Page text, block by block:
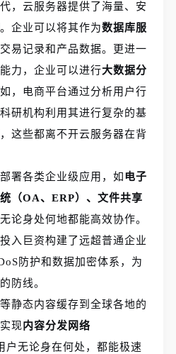
，云服务器提供了海量、安
企业可以将其作为数据库服
易记录和产品数据。更进一
力，企业可以进行大数据分
，电商平台通过分析用户行
研机构利用其进行复杂的基
这些都离不开云服务器在背
署各类企业级应用，如 电子
（OA、ERP）、文件共享
论身处何地都能高效协作。
入巨资构建了远超普通企业
防护和数据加密体系，为
防线。
静态内容缓存到全球各地的
现内容分发网络
户无论身在何处，都能极速